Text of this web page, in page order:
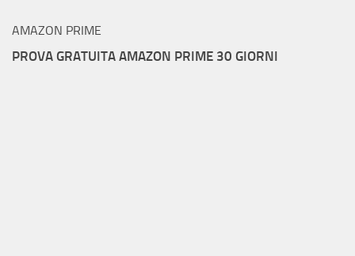
AMAZON PRIME
PROVA GRATUITA AMAZON PRIME 30 GIORNI